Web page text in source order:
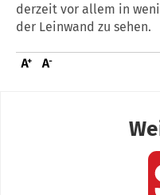
derzeit vor allem in
der Leinwand zu sehen.